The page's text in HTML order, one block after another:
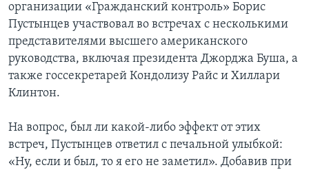
организации «Гражданский контроль» Борис
Пустынцев участвовал во встречах с несколькими
представителями высшего американского
руководства, включая президента Джорджа Буша, а
также госсекретарей Кондолизу Райс и Хиллари
Клинтон.
На вопрос, был ли какой-либо эффект от этих
встреч, Пустынцев ответил с печальной улыбкой:
«Ну, если и был, то я его не заметил». Добавив при